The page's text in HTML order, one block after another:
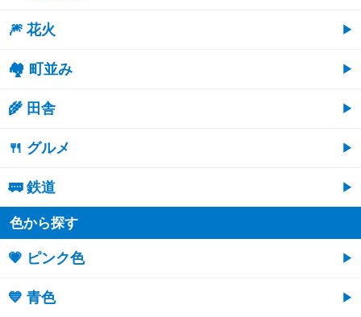
🎆 花火
🏘 町並み
🌾 田舎
🍴 グルメ
🚃 鉄道
色から探す
💗 ピンク色
💙 青色